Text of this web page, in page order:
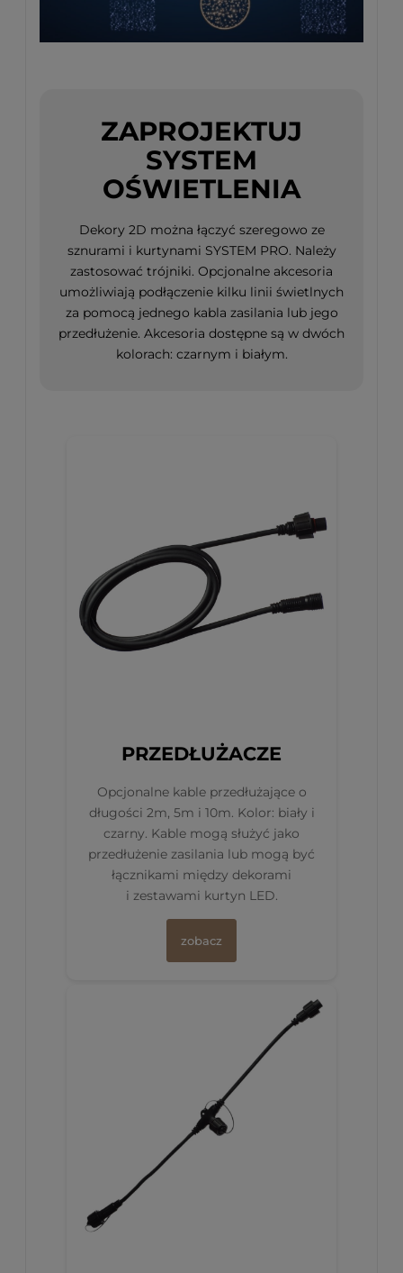
ZAPROJEKTUJ
SYSTEM
OŚWIETLENIA
Dekory 2D można łączyć szeregowo ze
sznurami i kurtynami SYSTEM PRO. Należy
zastosować trójniki. Opcjonalne akcesoria
umożliwiają podłączenie kilku linii świetlnych
za pomocą jednego kabla zasilania lub jego
przedłużenie. Akcesoria dostępne są w dwóch
kolorach: czarnym i białym.
PRZEDŁUŻACZE
Opcjonalne kable przedłużające o
długości 2m, 5m i 10m. Kolor: biały i
czarny. Kable mogą służyć jako
przedłużenie zasilania lub mogą być
łącznikami między dekorami
i zestawami kurtyn LED.
zobacz